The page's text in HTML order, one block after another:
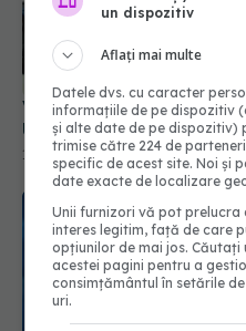
Val de angajări în
Unde se caută asistenți
10 iul 2026, 08:51
un dispozitiv
Aflați mai multe
Datele dvs. cu caracter
informațiile de pe dispozitiv
și alte date de pe dispozitiv)
trimise către 224 de
specific de acest site. Noi și
date exacte de localizare
Unii furnizori vă pot
interes legitim, față de care
opțiunilor de mai jos. Căutați
acestei pagini pentru a
consimțământul în setările
uri.